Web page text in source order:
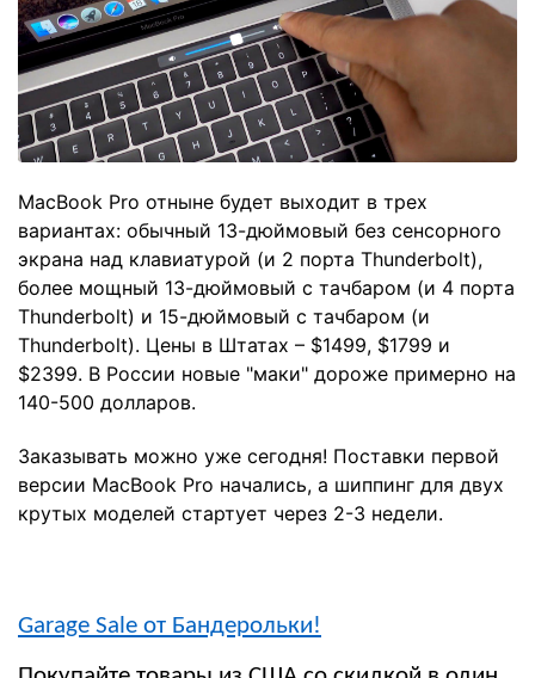
MacBook Pro отныне будет выходит в трех
вариантах: обычный 13-дюймовый без сенсорного
экрана над клавиатурой (и 2 порта Thunderbolt),
более мощный 13-дюймовый с тачбаром (и 4 порта
Thunderbolt) и 15-дюймовый с тачбаром (и
Thunderbolt). Цены в Штатах – $1499, $1799 и
$2399. В России новые "маки" дороже примерно на
140-500 долларов.
Заказывать можно уже сегодня! Поставки первой
версии MacBook Pro начались, а шиппинг для двух
крутых моделей стартует через 2-3 недели.
Garage Sale от Бандерольки!